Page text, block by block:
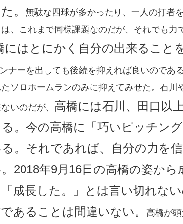
。
無駄な四球が多かったり、一人の打者
、これまで同様課題なのだが、それでも力
にはとにかく自分の出来ること
ナーを出しても後続を抑えれば良いのであ
ソロホームランのみに抑えてみせた。石川
いのだが、 高橋には石川、田口以
。今の高橋に「巧いピッチン
。それであれば、自分の力を
2018年9月16日の高橋の姿から
成長した。」とは言い切れな
あることは間違いない。
高橋が